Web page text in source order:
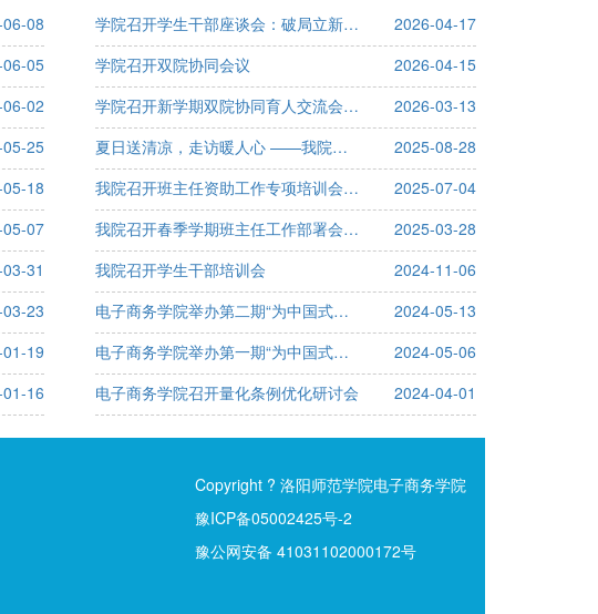
08
05
02
25
18
07
31
23
19
16
学院召开学生干部座谈会：破局立新聚合力，躬身入局勇担当
2026-04-17
学院召开双院协同会议
2026-04-15
学院召开新学期双院协同育人交流会暨班主任培训会
2026-03-13
夏日送清凉，走访暖人心 ——我院顺利开展2025年暑期家庭经济困难学生走访慰问活动
2025-08-28
我院召开班主任资助工作专项培训会议 精准落实困难认定与奖助评审工作
2025-07-04
我院召开春季学期班主任工作部署会议 统筹推进学生管理与育人工作
2025-03-28
我院召开学生干部培训会
2024-11-06
电子商务学院举办第二期“为中国式现代化挺膺担当——青春年少好读书”读书分享会
2024-05-13
电子商务学院举办第一期“为中国式现代化挺膺担当—青春年少好读书”诵读活动
2024-05-06
电子商务学院召开量化条例优化研讨会
2024-04-01
Copyright ? 洛阳师范学院电子商务学院
豫ICP备05002425号-2
豫公网安备 41031102000172号